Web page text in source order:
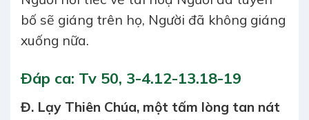
bố sẽ giáng trên họ, Người đã không giáng
xuống nữa.
Ðáp ca: Tv 50, 3-4.12-13.18-19
Đ. Lạy Thiên Chúa, một tấm lòng tan nát